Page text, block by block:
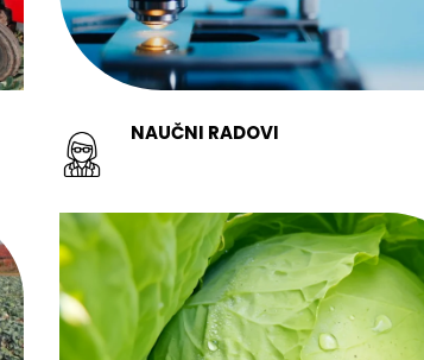
NAUČNI RADOVI